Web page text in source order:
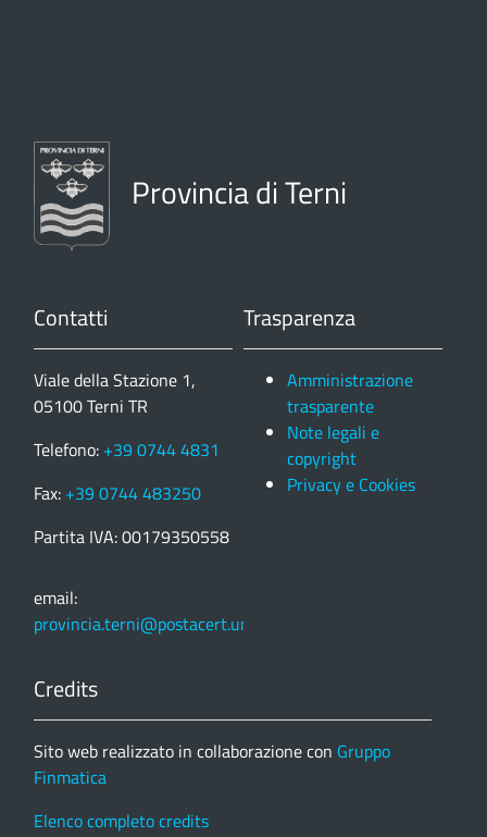
Provincia di Terni
Contatti
Viale della Stazione 1,
05100 Terni TR
Telefono: +39 0744 4831
Fax: +39 0744 483250
Partita IVA: 00179350558
email:
provincia.terni@postacert.umbria.it
Trasparenza
Amministrazione
trasparente
Note legali e
copyright
Privacy e Cookies
Credits
Sito web realizzato in collaborazione con Gruppo
Finmatica
Elenco completo credits